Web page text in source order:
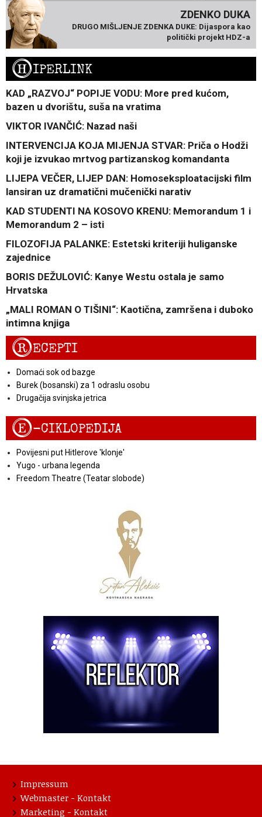
ZDENKO DUKA
DRUGO MIŠLJENJE ZDENKA DUKE: Dijaspora kao
politički projekt HDZ-a
HIPERLINK
KAD „RAZVOJ“ POPIJE VODU: More pred kućom,
bazen u dvorištu, suša na vratima
VIKTOR IVANČIĆ: Nazad naši
INTERVENCIJA KOJA MIJENJA STVAR: Priča o Hodži
koji je izvukao mrtvog partizanskog komandanta
LIJEPA VEČER, LIJEP DAN: Homoseksploatacijski film
lansiran uz dramatični mučenički narativ
KAD STUDENTI NA KOSOVO KRENU: Memorandum 1 i
Memorandum 2 – isti
FILOZOFIJA PALANKE: Estetski kriteriji huliganske
zajednice
BORIS DEŽULOVIĆ: Kanye Westu ostala je samo
Hrvatska
„MALI ROMAN O TIŠINI“: Kaotična, zamršena i duboko
intimna knjiga
RECEPTI
Domaći sok od bazge
Burek (bosanski) za 1 odraslu osobu
Drugačija svinjska jetrica
E-CIKLOPEDIJA
Povijesni put Hitlerove 'klonje'
Yugo - urbana legenda
Freedom Theatre (Teatar slobode)
Impressum
Webmaster - Kontakt
Marketing - Kontakt